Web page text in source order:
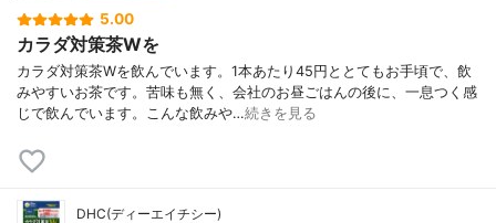
5.00
カラダ対策茶Wを
カラダ対策茶Wを飲んでいます。1本あたり45円ととてもお手頃で、飲
みやすいお茶です。苦味も無く、会社のお昼ごはんの後に、一息つく感
じで飲んでいます。こんな飲みや…続きを見る
DHC(ディーエイチシー)